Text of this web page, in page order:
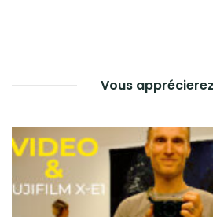
Vous